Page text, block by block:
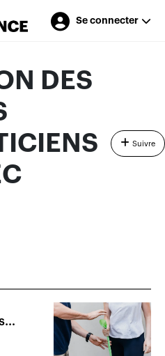
Se connecter
DES
Suivre